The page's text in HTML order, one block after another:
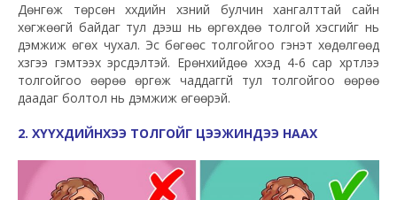
Дөнгөж төрсөн хүүхдийн хүзүүний булчин хангалттай сайн
хөгжөөгүй байдаг тул дээш нь өргөхдөө толгой хэсгийг нь
дэмжиж өгөх чухал. Эс бөгөөс толгойгоо гэнэт хөдөлгөөд
хүзүүгээ гэмтээх эрсдэлтэй. Ерөнхийдөө хүүхэд 4-6 сар хүртлээ
толгойгоо өөрөө өргөж чаддаггүй тул толгойгоо өөрөө
даадаг болтол нь дэмжиж өгөөрэй.
2. ХҮҮХДИЙНХЭЭ ТОЛГОЙГ ЦЭЭЖИНДЭЭ НААХ